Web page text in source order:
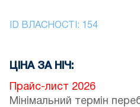
ID ВЛАСНОСТІ: 154
ЦІНА ЗА НІЧ:
Прайс-лист 2026
Мінімальний термін